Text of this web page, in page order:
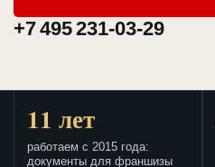
+7 495 231-03-29
11 лет
работаем с 2015 года:
документы для франшизы